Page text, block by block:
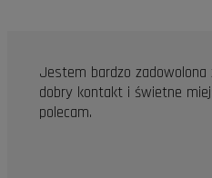
Jestem bardzo zadowolona
dobry kontakt i świetne
polecam.